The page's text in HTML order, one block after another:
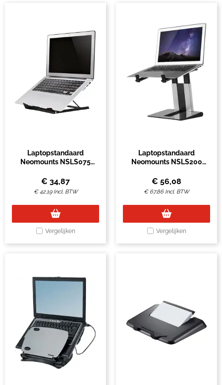
Laptopstandaard
Neomounts NSLS075
€ 34,87
€42,19 Incl. BTW
Vergelijken
Laptopstandaard
Neomounts NSLS200
€ 56,08
€ 67,86 Incl. BTW
Vergelijken